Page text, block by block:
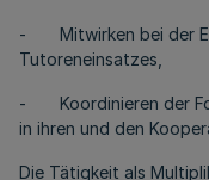
- Mitwirken bei der
Tutoreneinsatzes,
- Koordinieren der
in ihren und den
Die Tätigkeit als